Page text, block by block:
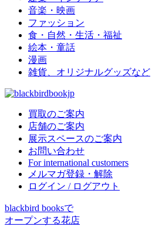
音楽・映画
ファッション
食・自然・生活・福祉
絵本・童話
漫画
雑貨、オリジナルグッズなど
買取のご案内
店舗のご案内
展示スペースのご案内
お問い合わせ
For international customers
メルマガ登録・解除
ログイン / ログアウト
blackbird booksで
オープンする花店